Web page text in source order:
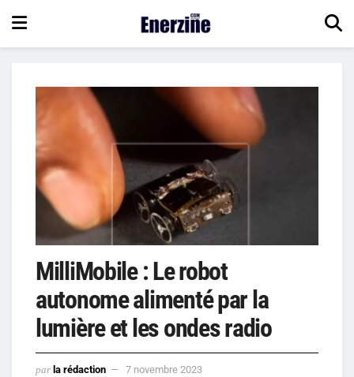
MilliMobile : Le robot
autonome alimenté par la
lumière et les ondes radio
par la rédaction 7 novembre 2023